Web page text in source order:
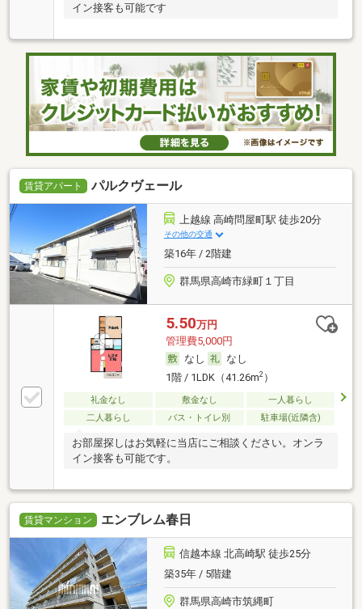
イン接客も可能です
賃貸アパート パルクヴェール
上越線 高崎問屋町駅 徒歩20分
その他の交通
築16年 / 2階建
群馬県高崎市緑町１丁目
5.50万円
管理費5,000円
なし
なし
1階 / 1LDK（41.26m2）
礼金なし 敷金なし
一人暮らし
二人暮らし
バス・トイレ別 駐車場(近隣含)
お部屋探しはお気軽に当店にご相談ください。オンラ
イン接客も可能です。
賃貸マンション エンブレム春日
信越本線 北高崎駅 徒歩25分
築35年 / 5階建
群馬県高崎市筑縄町